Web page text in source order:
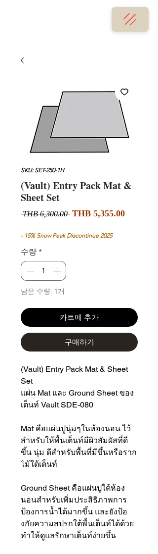
SKU: SET-250-1H
(Vault) Entry Pack Mat &
Sheet Set
THB 6,300.00 일
가
THB 5,355.00할
- 15% Snow Peak Discontinue 2025
수량 *
남은 수량: 1개
카트에 추가
구매하기
(Vault) Entry Pack Mat & Sheet
Set
แผ่น Mat และ Ground Sheet ของ
เต็นท์ Vault SDE-080
Mat คือแผ่นปูนุ่มๆในห้องนอน ไว้
สำหรับให้พื้นเต็นท์มีผิวสัมผัสที่ดี
ขึ้น นุ่ม ดีสำหรับพื้นที่มีขึ้นหรือราก
ไม้ใต้เต็นท์
Ground Sheet คือแผ่นปูใต้ห้อง
นอนสำหรับเพิ่มประสิธิภาพการ
ป้องการน้ำได้มากขึ้น และยังป้อ
งกัยความสปรกใต้พื้นเต็นท์ได้ด้วย
ทำให้ดูแลรักษาเต็นท์ง่ายขึ้น